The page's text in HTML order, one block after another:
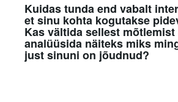
Kuidas tunda end vabalt
et sinu kohta kogutakse
Kas vältida sellest mõtlemist
analüüsida näiteks miks
just sinuni on jõudnud?